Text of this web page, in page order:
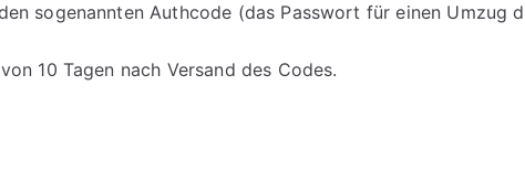
sogenannten Authcode (das Passwort für einen Umzug
10 Tagen nach Versand des Codes.